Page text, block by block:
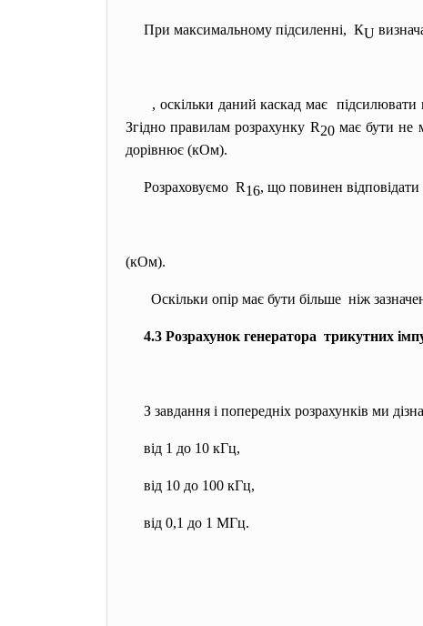
При максимальному підсиленні, КU
, оскільки даний каскад має
Згідно правилам розрахунку R20 має бути не
дорівнює (кОм).
Розраховуємо R16, що повинен
(кОм).
Оскільки опір має бути більше ніж
4.3 Розрахунок генератора трикутних
З завдання і попередніх розрахунків ми
від 1 до 10 кГц,
від 10 до 100 кГц,
від 0,1 до 1 МГц.